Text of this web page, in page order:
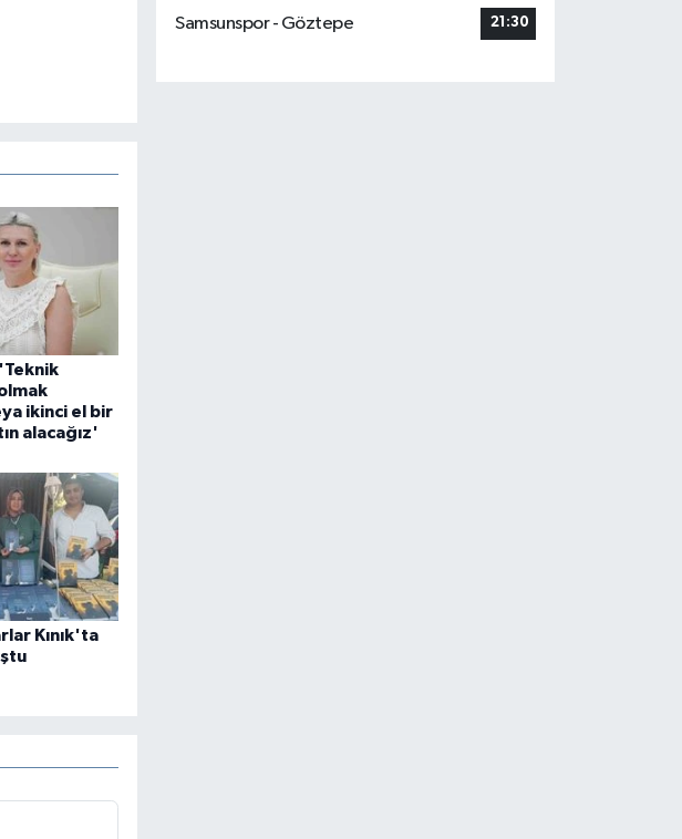
'Teknik
ikinci el bir
alacağız'
Kınık'ta
Samsunspor - Göztepe
21:30